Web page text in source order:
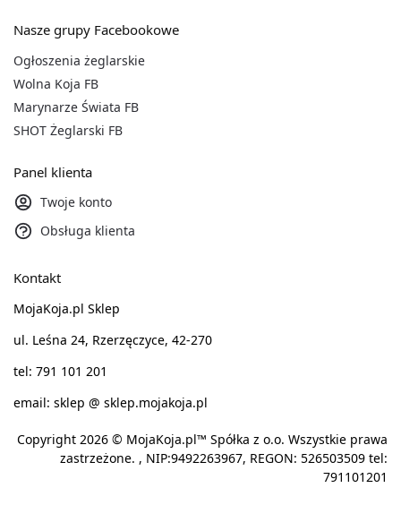
Nasze grupy Facebookowe
Ogłoszenia żeglarskie
Wolna Koja FB
Marynarze Świata FB
SHOT Żeglarski FB
Panel klienta
Twoje konto
Obsługa klienta
Kontakt
MojaKoja.pl Sklep
ul. Leśna 24, Rzerzęczyce, 42-270
tel: 791 101 201
email: sklep @ sklep.mojakoja.pl
Copyright 2026 © MojaKoja.pl™ Spółka z o.o. Wszystkie prawa
zastrzeżone. , NIP:9492263967, REGON: 526503509 tel:
791101201